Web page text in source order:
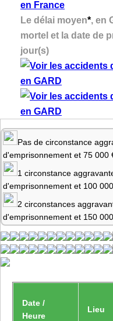
Le délai moyen*, en
mortel et la date de
jour(s)
Pas de circonstance
d'emprisonnement et 75 000
1 circonstance
d'emprisonnement et 100
2 circonstances
d'emprisonnement et 150
Date /
Heure
Lieu